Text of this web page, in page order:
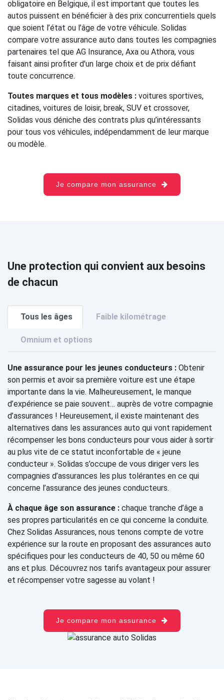
obligatoire en Belgique, il est important que toutes les
autos puissent en bénéficier à des prix concurrentiels quels
que soient l’état ou l’âge de votre véhicule. Solidas
compare votre assurance auto dans toutes les compagnies
partenaires tel que AG Insurance, Axa ou Athora, vous
faisant ainsi profiter d'un large choix et de prix défiant
toute concurrence.
Toutes marques et tous modèles : voitures sportives,
citadines, voitures de loisir, break, SUV et crossover,
Solidas vous déniche des contrats plus qu’intéressants
pour tous vos véhicules, indépendamment de leur marque
ou modèle.
Je compare mon assurance
Une protection qui convient aux besoins
de chacun
Tous les âges Faible kilométrage
Omnium et options
Une assurance pour les jeunes conducteurs : Obtenir
son permis et avoir sa première voiture est une étape
importante dans la vie. Malheureusement, le manque
d’expérience se paie souvent… auprès de votre compagnie
d’assurances ! Heureusement, il existe maintenant des
alternatives dans les assurances auto qui vont rapidement
récompenser les bons conducteurs pour vous aider à sortir
au plus vite de ce statut inconfortable de « jeune
conducteur ». Solidas s’occupe de vous diriger vers les
compagnies d’assurances les plus tolérantes en ce qui
concerne l’assurance des jeunes conducteurs.
À chaque âge son assurance : chaque tranche d’âge a
ses propres particularités en ce qui concerne la conduite.
Chez Solidas Assurances, nous tenons compte de votre
expérience sur la route en proposant des assurances auto
spécifiques pour les conducteurs de 40, 50 ou même 60
ans et plus. Découvrez nos tarifs avantageux pour assurer
et récompenser votre sagesse au volant !
Je compare mon assurance